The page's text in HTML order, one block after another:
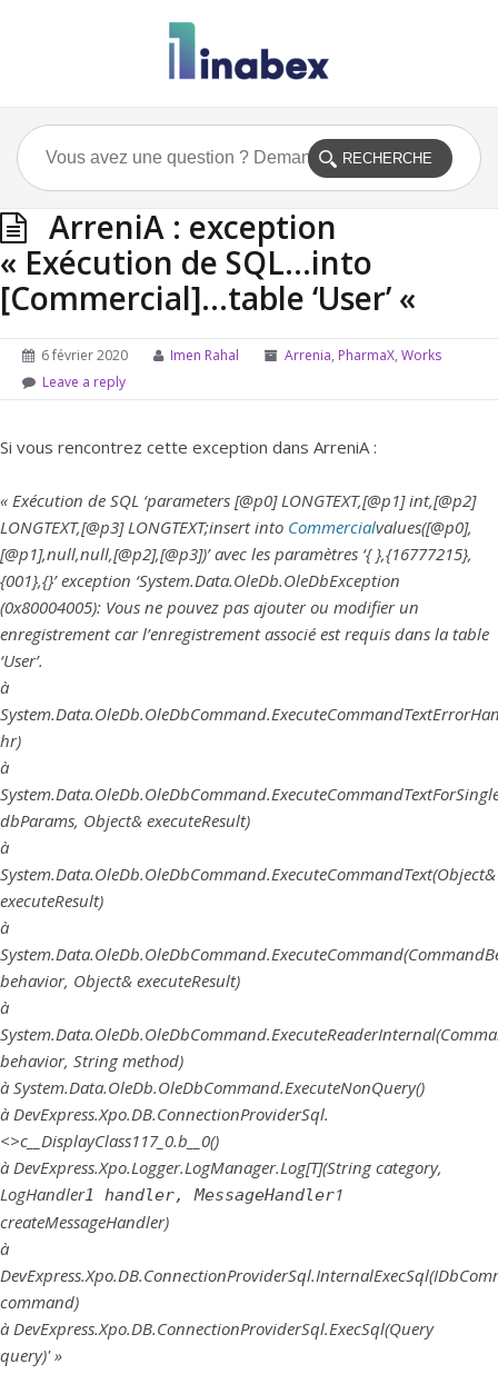
ArreniA : exception
« Exécution de SQL…into
[Commercial]…table ‘User’ «
6 février 2020 Imen Rahal Arrenia, PharmaX, Works
Leave a reply
Si vous rencontrez cette exception dans ArreniA :
« Exécution de SQL ‘parameters [@p0] LONGTEXT,[@p1] int,[@p2]
LONGTEXT,[@p3] LONGTEXT;insert into Commercialvalues([@p0],
[@p1],null,null,[@p2],[@p3])’ avec les paramètres ‘{ },{16777215},
{001},{}’ exception ‘System.Data.OleDb.OleDbException
(0x80004005): Vous ne pouvez pas ajouter ou modifier un
enregistrement car l’enregistrement associé est requis dans la table
‘User’.
à
hr)
à
dbParams, Object& executeResult)
à
System.Data.OleDb.OleDbCommand.ExecuteCommandText(Object&
executeResult)
à
behavior, Object& executeResult)
à
behavior, String method)
à System.Data.OleDb.OleDbCommand.ExecuteNonQuery()
à DevExpress.Xpo.DB.ConnectionProviderSql.
<>c__DisplayClass117_0.b__0()
à DevExpress.Xpo.Logger.LogManager.Log[T](String category,
LogHandler1 handler, MessageHandler1
createMessageHandler)
à
command)
à DevExpress.Xpo.DB.ConnectionProviderSql.ExecSql(Query
query)' »